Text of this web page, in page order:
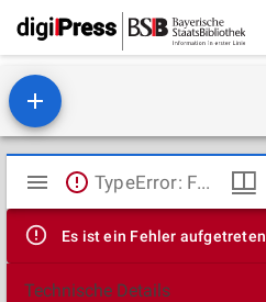
Mirador
Viewer
TypeError: Failed to fetch
Es ist ein Fehler aufgetreten
Technische Details